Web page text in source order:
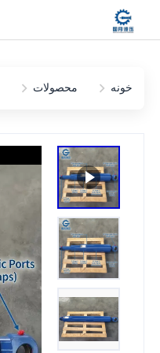
خونه محصولات